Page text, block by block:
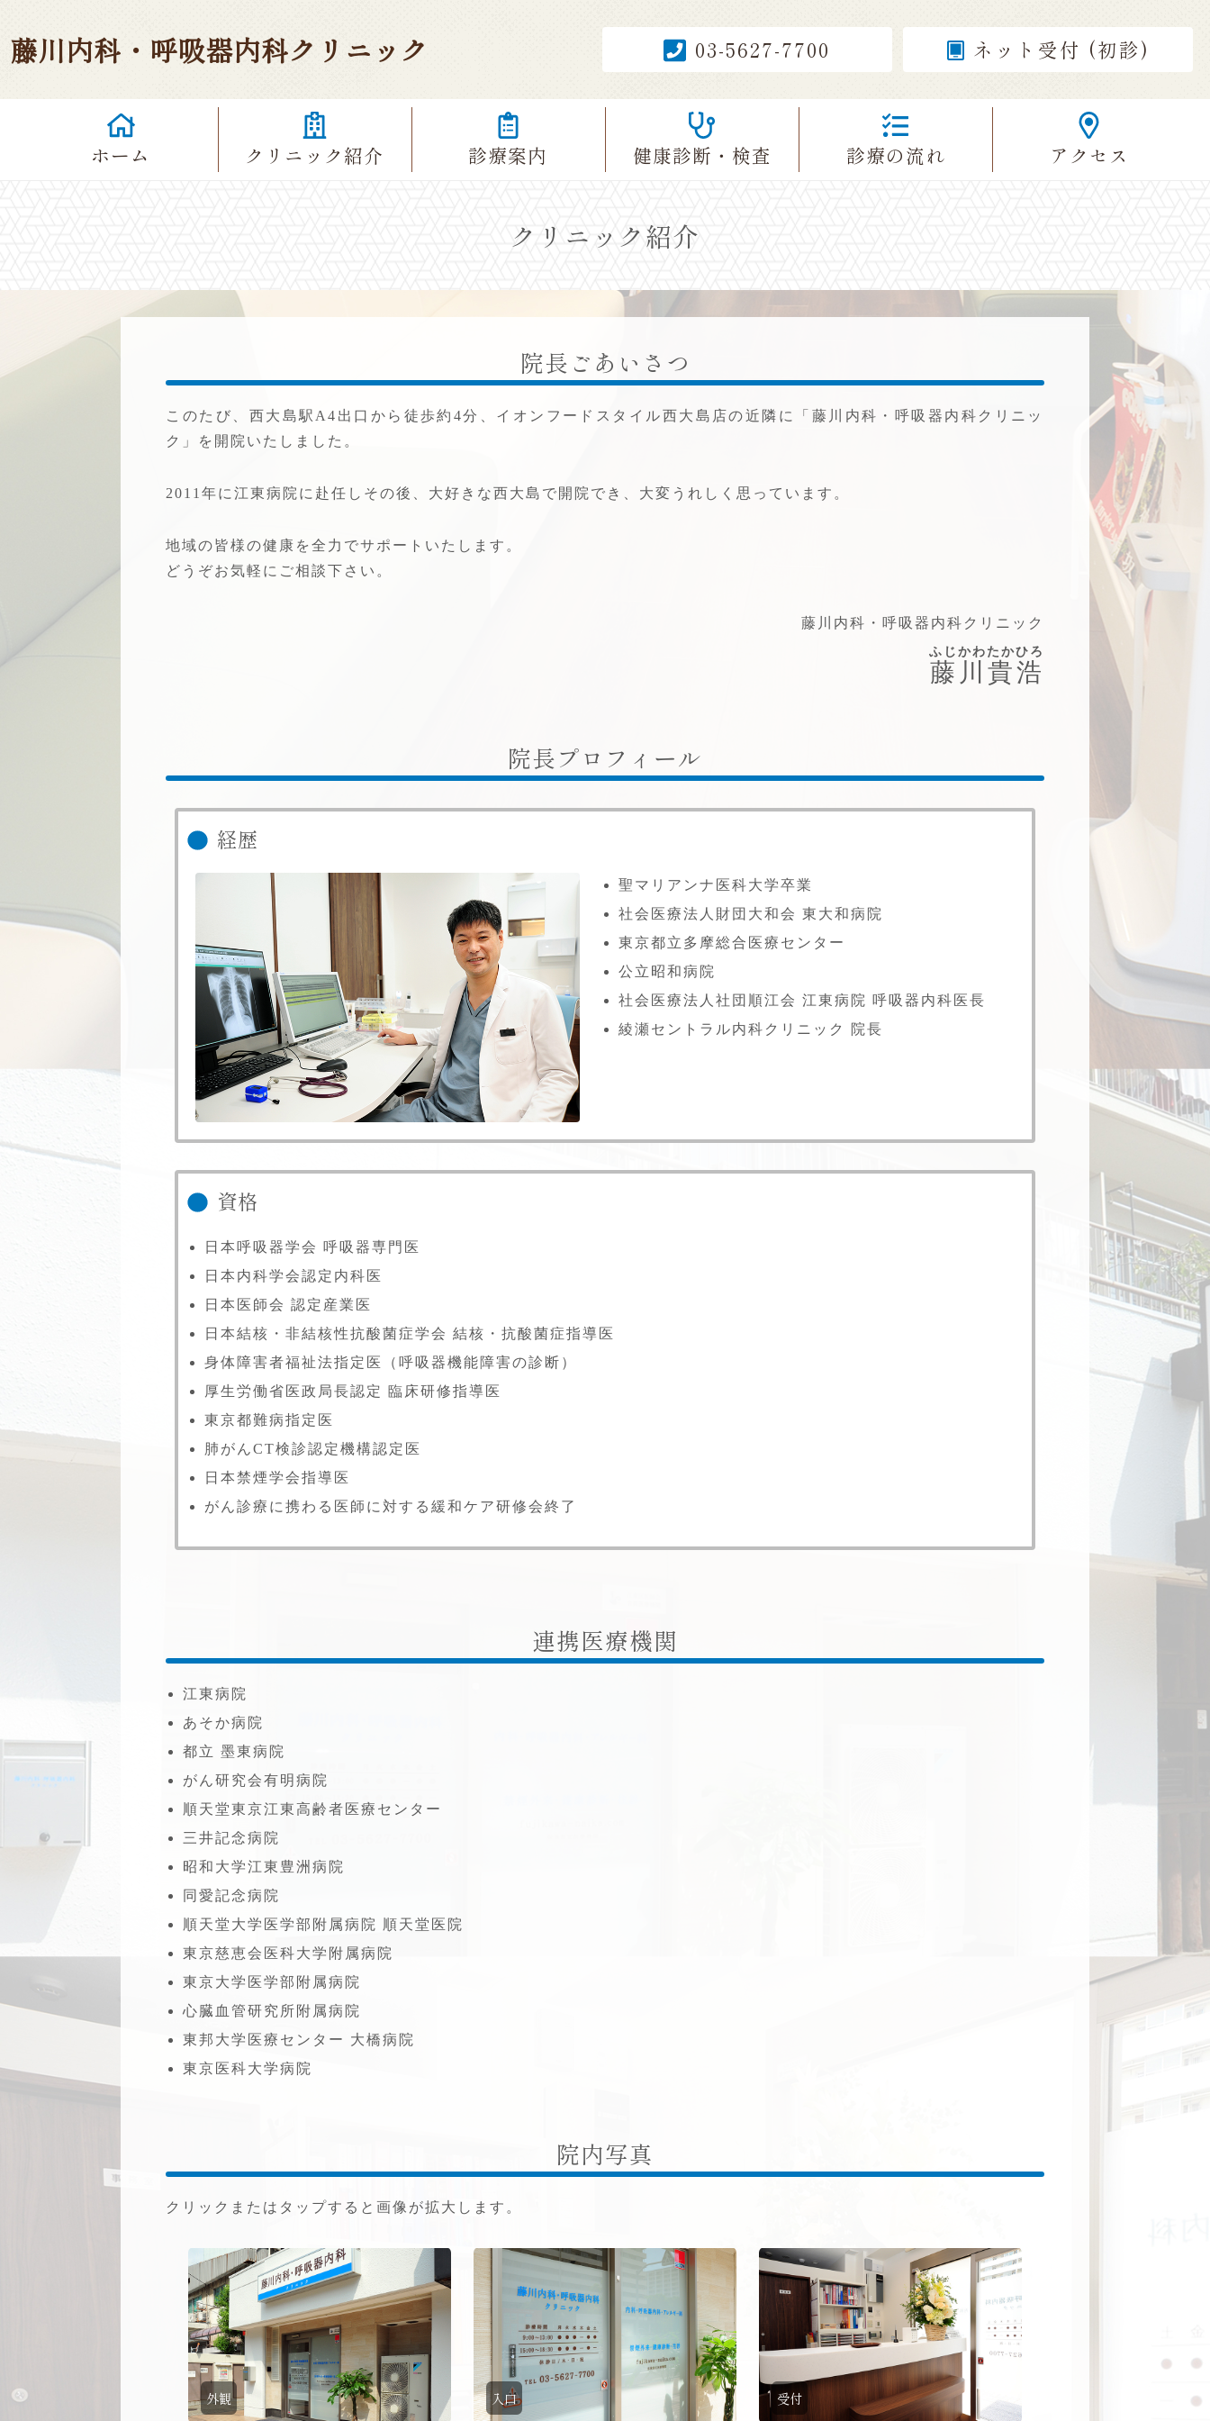
藤川内科・呼吸器内科クリニック 03-5627-7700 ネット受付 (初診)
ホーム クリニック 紹介 診療案内 健康診断 ・検査 診療の流れ アクセス
クリニック紹介
院長ごあいさつ
このたび、西大島駅A4出口から徒歩約4分、イオンフードスタイル西大島店の近隣に「藤川内科・呼吸器内科クリニッ
ク」を開院いたしました。
2011年に江東病院に赴任しその後、大好きな西大島で開院でき、大変うれしく思っています。
地域の皆様の健康を全力でサポートいたします。
どうぞお気軽にご相談下さい。
藤川内科・呼吸器内科クリニック
藤川
ふじかわ
貴浩
たかひろ
院長プロフィール
経歴
聖マリアンナ医科大学卒業
社会医療法人財団大和会 東大和病院
東京都立多摩総合医療センター
公立昭和病院
社会医療法人社団順江会 江東病院
呼吸器内科医長
綾瀬セントラル内科クリニック 院長
資格
日本呼吸器学会
呼吸器専門医
日本内科学会認定内科医
日本医師会認定産業医
日本結核・非結核性抗酸菌症学会結核・抗酸菌症指導医
身体障害者福祉法指定医
（呼吸器機能障害の診断）
厚生労働省医政局長認定 臨床研修指導医
東京都難病指定医
肺がんCT検診認定機構認定医
日本禁煙学会指導医
がん診療に携わる医師に対する緩和ケア研修会終了
連携医療機関
江東病院
あそか病院
都立 墨東病院
がん研究会有明病院
順天堂東京江東高齢者医療センター
三井記念病院
昭和大学江東豊洲病院
同愛記念病院
順天堂大学医学部附属病院 順天堂医院
東京慈恵会医科大学附属病院
東京大学医学部附属病院
心臓血管研究所附属病院
東邦大学医療センター 大橋病院
東京医科大学病院
院内写真
クリックまたはタップすると画像が拡大します。
外観 入口 受付